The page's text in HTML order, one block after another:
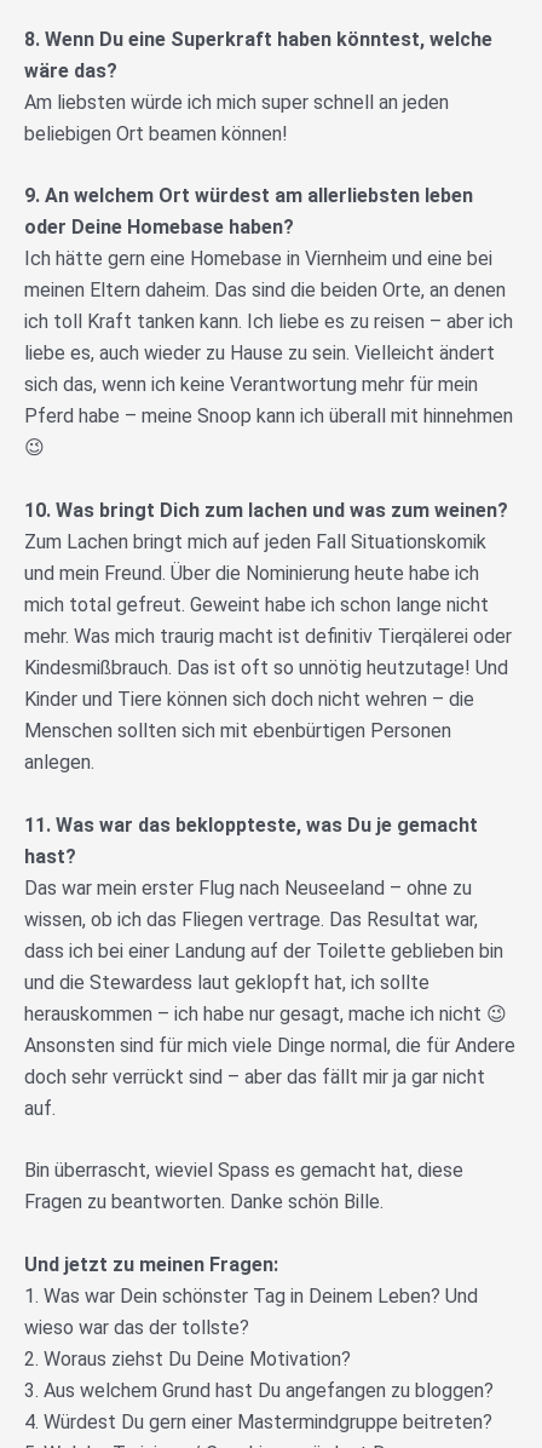
8. Wenn Du eine Superkraft haben könntest, welche
wäre das?
Am liebsten würde ich mich super schnell an jeden
beliebigen Ort beamen können!
9. An welchem Ort würdest am allerliebsten leben
oder Deine Homebase haben?
Ich hätte gern eine Homebase in Viernheim und eine bei
meinen Eltern daheim. Das sind die beiden Orte, an denen
ich toll Kraft tanken kann. Ich liebe es zu reisen – aber ich
liebe es, auch wieder zu Hause zu sein. Vielleicht ändert
sich das, wenn ich keine Verantwortung mehr für mein
Pferd habe – meine Snoop kann ich überall mit hinnehmen
😉
10. Was bringt Dich zum lachen und was zum weinen?
Zum Lachen bringt mich auf jeden Fall Situationskomik
und mein Freund. Über die Nominierung heute habe ich
mich total gefreut. Geweint habe ich schon lange nicht
mehr. Was mich traurig macht ist definitiv Tierqälerei oder
Kindesmißbrauch. Das ist oft so unnötig heutzutage! Und
Kinder und Tiere können sich doch nicht wehren – die
Menschen sollten sich mit ebenbürtigen Personen
anlegen.
11. Was war das bekloppteste, was Du je gemacht
hast?
Das war mein erster Flug nach Neuseeland – ohne zu
wissen, ob ich das Fliegen vertrage. Das Resultat war,
dass ich bei einer Landung auf der Toilette geblieben bin
und die Stewardess laut geklopft hat, ich sollte
herauskommen – ich habe nur gesagt, mache ich nicht 😉
Ansonsten sind für mich viele Dinge normal, die für Andere
doch sehr verrückt sind – aber das fällt mir ja gar nicht
auf.
Bin überrascht, wieviel Spass es gemacht hat, diese
Fragen zu beantworten. Danke schön Bille.
Und jetzt zu meinen Fragen:
1. Was war Dein schönster Tag in Deinem Leben? Und
wieso war das der tollste?
2. Woraus ziehst Du Deine Motivation?
3. Aus welchem Grund hast Du angefangen zu bloggen?
4. Würdest Du gern einer Mastermindgruppe beitreten?